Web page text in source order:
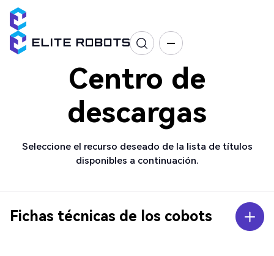
Centro de
descargas
Seleccione el recurso deseado de la lista de títulos
disponibles a continuación.
Fichas técnicas de los cobots